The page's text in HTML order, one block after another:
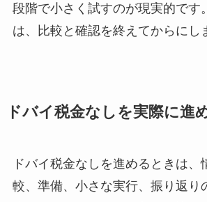
段階で小さく試すのが現実的です
は、比較と確認を終えてからにし
ドバイ税金なしを実際に進
ドバイ税金なしを進めるときは、
較、準備、小さな実行、振り返り